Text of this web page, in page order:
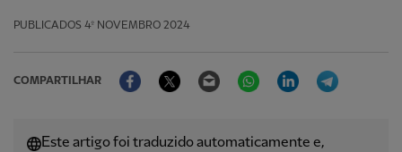
PUBLICADOS 4º NOVEMBRO 2024
COMPARTILHAR
FacebookTwitter Email WhatsAppLinkedIn
Este artigo foi traduzido automaticamente e,